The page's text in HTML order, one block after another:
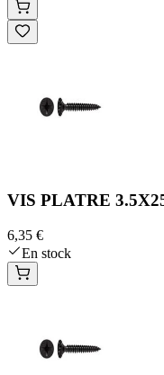
VIS PLATRE
6,35 €
En stock